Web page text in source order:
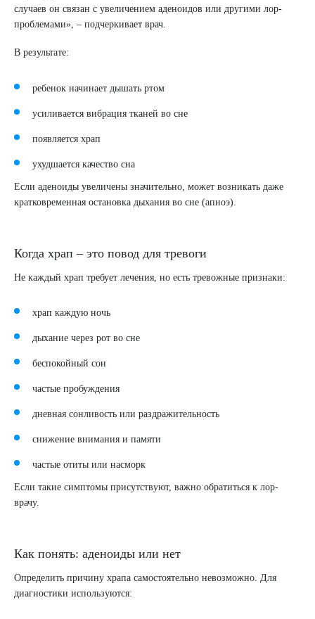
случаев он связан с увеличением аденоидов или другими лор-
проблемами», – подчеркивает врач.
В результате:
ребенок начинает дышать ртом
усиливается вибрация тканей во сне
появляется храп
ухудшается качество сна
Если аденоиды увеличены значительно, может возникать даже
кратковременная остановка дыхания во сне (апноэ).
Когда храп – это повод для тревоги
Не каждый храп требует лечения, но есть тревожные признаки:
храп каждую ночь
дыхание через рот во сне
беспокойный сон
частые пробуждения
дневная сонливость или раздражительность
снижение внимания и памяти
частые отиты или насморк
Если такие симптомы присутствуют, важно обратиться к лор-
врачу.
Как понять: аденоиды или нет
Определить причину храпа самостоятельно невозможно. Для
диагностики используются: